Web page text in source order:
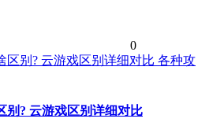
0
各种攻
别? 云游戏区别详细对比